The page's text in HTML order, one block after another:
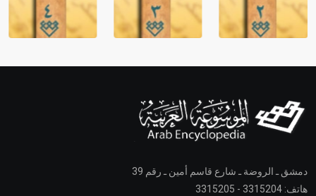
دمشق ـ الروضة ـ شارع قاسم أمين ـ رقم 39
هاتف: 3315204 - 3315205